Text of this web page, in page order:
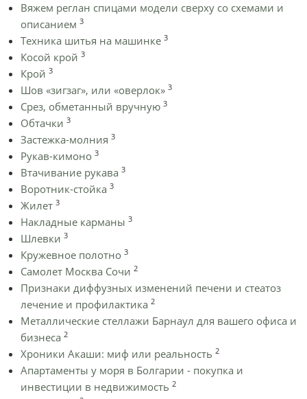
Вяжем реглан спицами модели сверху со схемами и
описанием 3
Техника шитья на машинке 3
Косой крой 3
Крой 3
Шов «зигзаг», или «оверлок» 3
Срез, обметанный вручную 3
Обтачки 3
Застежка-молния 3
Рукав-кимоно 3
Втачивание рукава 3
Воротник-стойка 3
Жилет 3
Накладные карманы 3
Шлевки 3
Кружевное полотно 3
Самолет Москва Сочи 2
Признаки диффузных изменений печени и стеатоз
лечение и профилактика 2
Металлические стеллажи Барнаул для вашего офиса и
бизнеса 2
Хроники Акаши: миф или реальность 2
Апартаменты у моря в Болгарии - покупка и
инвестиции в недвижимость 2